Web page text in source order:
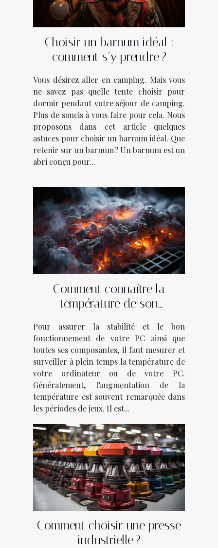
Choisir un barnum idéal :
comment s’y prendre ?
Vous désirez aller en camping. Mais vous
ne savez pas quelle tente choisir pour
dormir pendant votre séjour de camping.
Plus de soucis à vous faire pour cela. Nous
proposons dans cet article quelques
astuces pour choisir un barnum idéal. Que
retenir sur un barnum ? Un barnum est un
abri conçu pour...
Comment connaître la
température de son
Pour assurer la stabilité et le bon
fonctionnement de votre PC ainsi que
toutes ses composantes, il faut mesurer et
surveiller à plein temps la température de
votre ordinateur ou de votre PC.
Généralement, l’augmentation de la
température est souvent remarquée dans
les périodes de jeux. Il est...
Comment choisir une presse
industrielle ?